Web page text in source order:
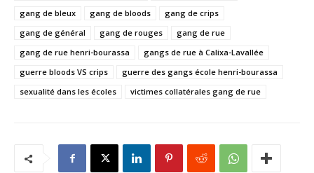
gang de bleux
gang de bloods
gang de crips
gang de général
gang de rouges
gang de rue
gang de rue henri-bourassa
gangs de rue à Calixa-Lavallée
guerre bloods VS crips
guerre des gangs école henri-bourassa
sexualité dans les écoles
victimes collatérales gang de rue